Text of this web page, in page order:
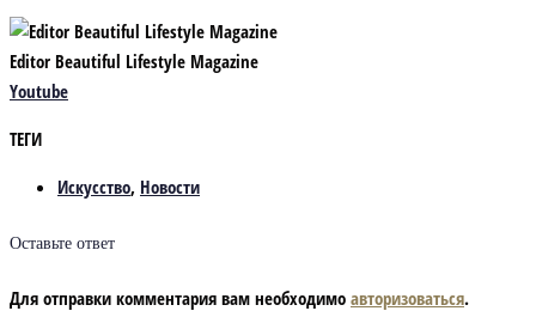
Editor Beautiful Lifestyle Magazine
Youtube
ТЕГИ
Искусство, Новости
Оставьте ответ
Для отправки комментария вам необходимо авторизоваться.